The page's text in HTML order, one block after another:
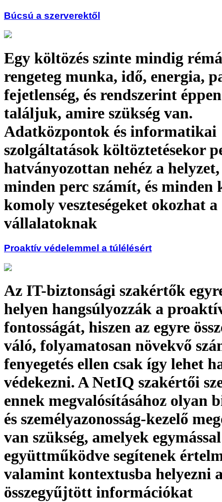
Búcsú a szerverektől
Egy költözés szinte mindig
rengeteg munka, idő, energia,
fejetlenség, és rendszerint
találjuk, amire szükség van.
Adatközpontok és informatikai
szolgáltatások költöztetésekor
hatványozottan nehéz a
minden perc számít, és minden
komoly veszteségeket okozhat a
vállalatoknak
Proaktív védelemmel a túlélésért
Az IT-biztonsági szakértők
helyen hangsúlyozzák a
fontosságát, hiszen az egyre
váló, folyamatosan növekvő
fenyegetés ellen csak így lehet
védekezni. A NetIQ szakértői
ennek megvalósításához olyan
és személyazonosság-kezelő
van szükség, amelyek egymással
együttműködve segítenek
valamint kontextusba helyezni
összegyűjtött információkat